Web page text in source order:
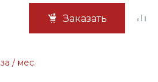
Заказать
за / мес.